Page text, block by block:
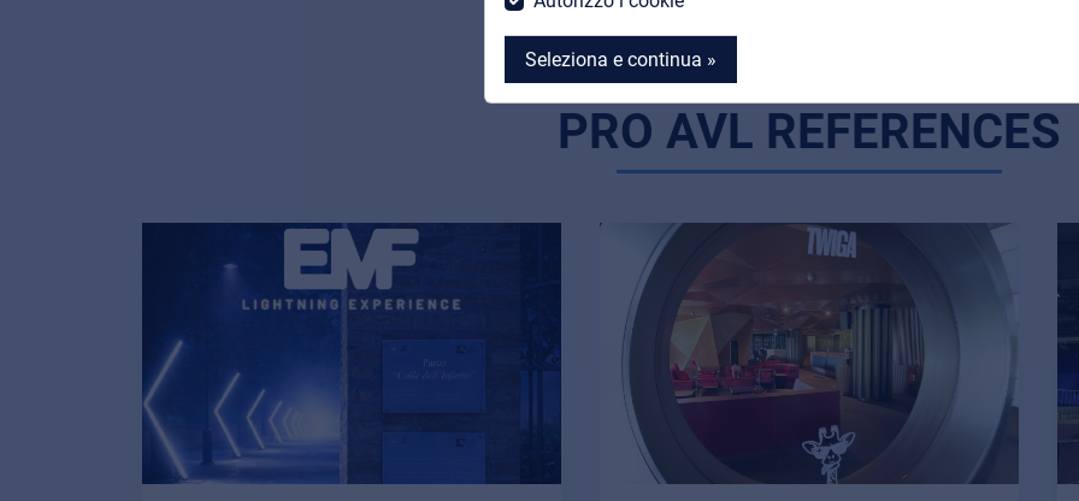
Seleziona e continua »
© 2026 Frenexport SpA
Privacy
Cookie information
DAI UN'OCCHIATA A
PRO AVL REFERENCES